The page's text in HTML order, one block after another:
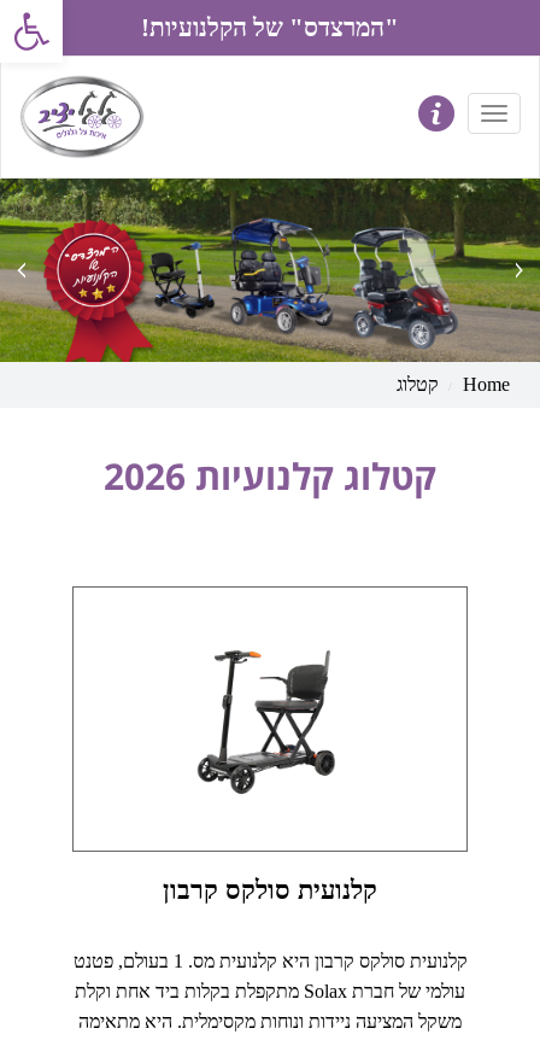
"המרצדס" של הקלנועיות! פתח
prev next
Home קטלוג
קטלוג קלנועיות 2026
קלנועית סולקס קרבון
קלנועית סולקס קרבון היא קלנועית מס. 1 בעולם, פטנט
עולמי של חברת Solax מתקפלת בקלות ביד אחת וקלת
משקל המציעה ניידות ונוחות מקסימלית. היא מתאימה